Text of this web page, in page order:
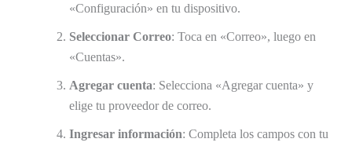
«Configuración» en tu dispositivo.
Seleccionar Correo: Toca en «Correo», luego en
«Cuentas».
Agregar cuenta: Selecciona «Agregar cuenta» y
elige tu proveedor de correo.
Ingresar información: Completa los campos con tu